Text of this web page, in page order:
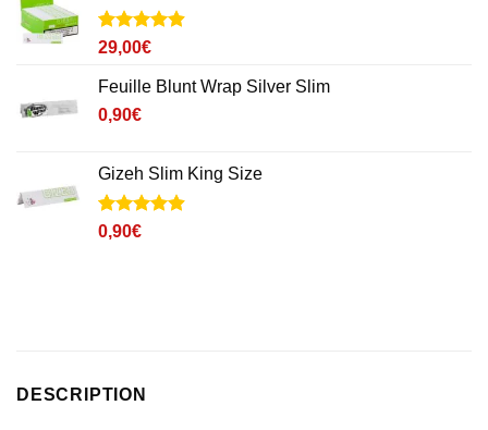
Noté4.9
sur
3
notations
client
29,00€
Feuille Blunt Wrap Silver Slim
0,90€
Gizeh Slim King Size
Noté4.9
5
0,90€
DESCRIPTION